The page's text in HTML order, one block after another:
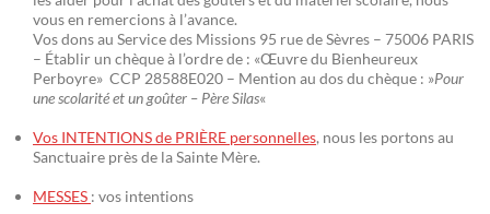
vous en remercions à l’avance.
Vos dons au Service des Missions 95 rue de Sèvres – 75006 PARIS
– Établir un chèque à l’ordre de : «Œuvre du Bienheureux
Perboyre» CCP 28588E020 – Mention au dos du chèque : »Pour
une scolarité et un goûter – Père Silas«
Vos INTENTIONS de PRIÈRE personnelles, nous les portons au
Sanctuaire près de la Sainte Mère.
MESSES : vos intentions